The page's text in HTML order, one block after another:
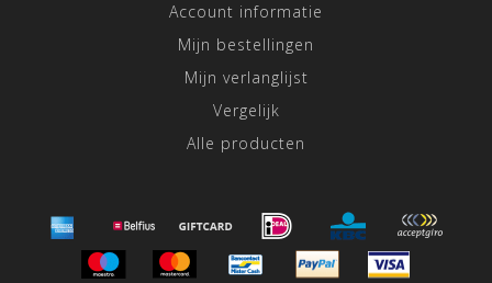
Account informatie
Mijn bestellingen
Mijn verlanglijst
Vergelijk
Alle producten